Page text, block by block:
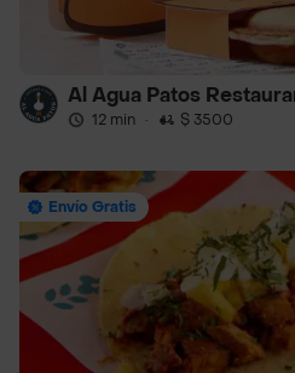
Al Agua Patos
12 min · $ 3500
Envío Gratis